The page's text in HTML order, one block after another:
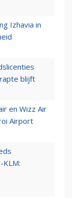
Izhavia in
blijft
en Wizz Air
Airport
KLM: